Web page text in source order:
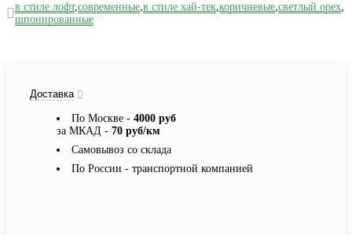
в стиле лофт,современные,в стиле хай-тек,коричневые,светлый орех,
шпонированные
Доставка
По Москве - 4000 руб
за МКАД - 70 руб/км
Самовывоз со склада
По России - транспортной компанией